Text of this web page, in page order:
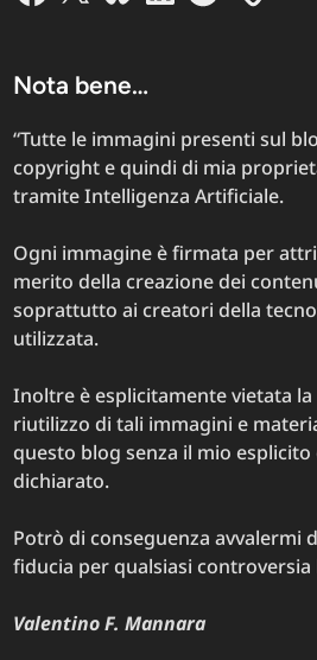
Nota bene…
“Tutte le immagini presenti sul
copyright e quindi di mia
tramite Intelligenza Artificiale.
Ogni immagine è firmata per
merito della creazione dei
soprattutto ai creatori della
utilizzata.
Inoltre è esplicitamente vietata
riutilizzo di tali immagini e
questo blog senza il mio
dichiarato.
Potrò di conseguenza avvalermi
fiducia per qualsiasi controversia
Valentino F. Mannara